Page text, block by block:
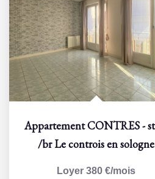
/brLe controis en sologne
Loyer 380 €/mois